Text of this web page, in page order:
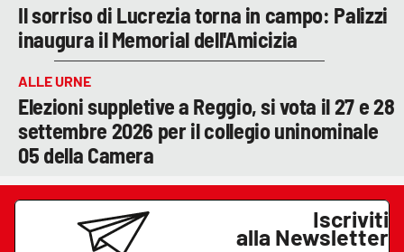
Il sorriso di Lucrezia torna in campo: Palizzi
inaugura il Memorial dell'Amicizia
ALLE URNE
Elezioni suppletive a Reggio, si vota il 27 e 28
settembre 2026 per il collegio uninominale
05 della Camera
Iscriviti
alla Newsletter